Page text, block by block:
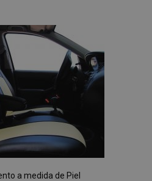
Lista
de
Deseos
a medida de Piel